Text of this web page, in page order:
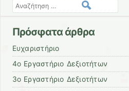
Αναζήτηση
Πρόσφατα άρθρα
Ευχαριστήριο
4ο Εργαστήριο Δεξιοτήτων
3ο Εργαστήριο Δεξιοτήτων